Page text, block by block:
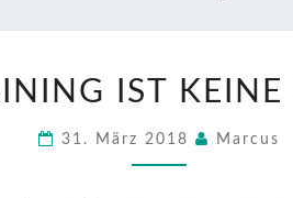
IST
KEINE
GEOMETRIE
IST KEINE
31. März 2018 Marcus